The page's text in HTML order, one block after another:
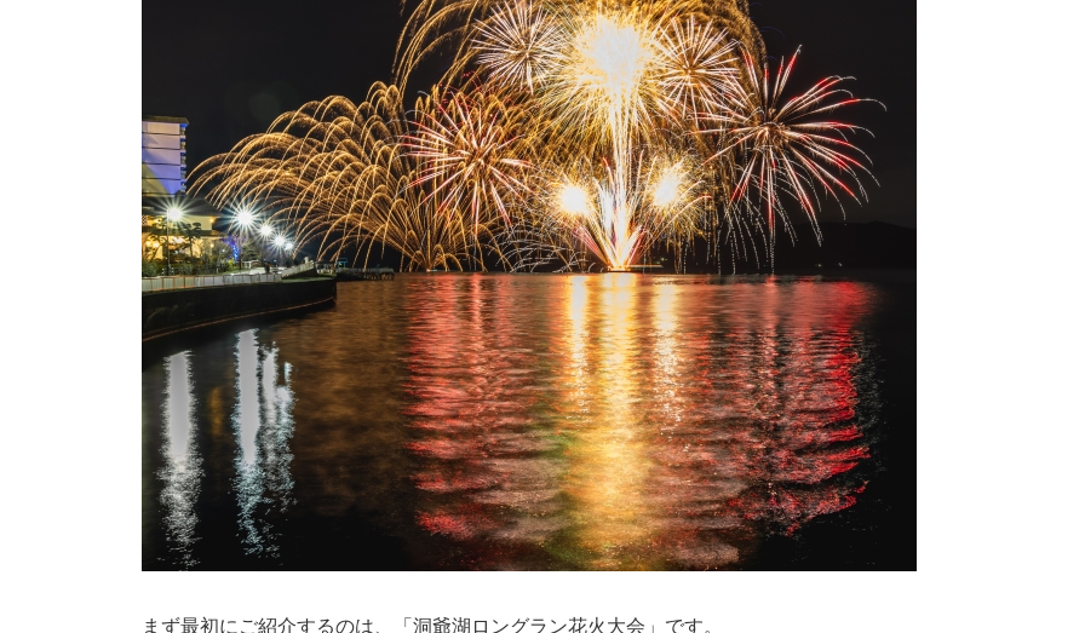
まず最初にご紹介するのは、「洞爺湖ロングラン花火大会」です。